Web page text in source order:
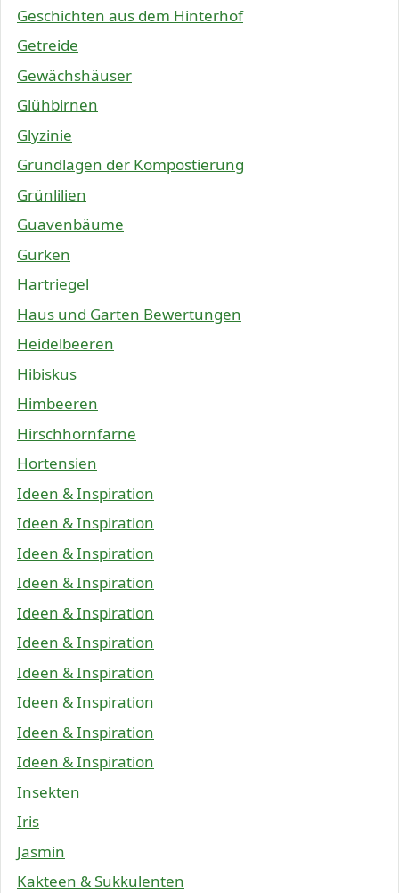
Geschichten aus dem Hinterhof
Getreide
Gewächshäuser
Glühbirnen
Glyzinie
Grundlagen der Kompostierung
Grünlilien
Guavenbäume
Gurken
Hartriegel
Haus und Garten Bewertungen
Heidelbeeren
Hibiskus
Himbeeren
Hirschhornfarne
Hortensien
Ideen & Inspiration
Ideen & Inspiration
Ideen & Inspiration
Ideen & Inspiration
Ideen & Inspiration
Ideen & Inspiration
Ideen & Inspiration
Ideen & Inspiration
Ideen & Inspiration
Ideen & Inspiration
Insekten
Iris
Jasmin
Kakteen & Sukkulenten